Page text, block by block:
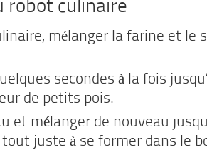
robot culinaire
mélanger la farine et le
secondes à la fois
de petits pois.
et mélanger de nouveau
tout juste à se former dans le